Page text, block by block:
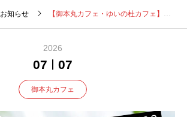
お知らせ 【御本丸カフェ・ゆいの杜カフェ】夏メニュー同時開催のお知らせ
2026
07 07
御本丸カフェ